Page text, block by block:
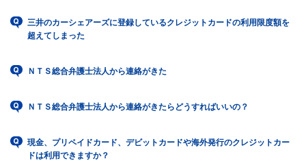
三井のカーシェアーズに登録しているクレジットカードの利用限度額を
超えてしまった
ＮＴＳ総合弁護士法人から連絡がきた
ＮＴＳ総合弁護士法人から連絡がきたらどうすればいいの？
現金、プリペイドカード、デビットカードや海外発行のクレジットカー
ドは利用できますか？